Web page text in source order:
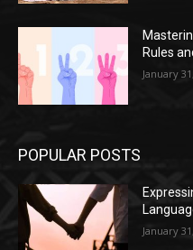
Rules
January
POPULAR POSTS
January